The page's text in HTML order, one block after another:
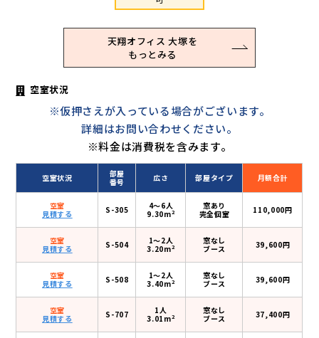
天翔オフィス 大塚を
もっとみる
空室状況
※仮押さえが入っている場合がございます。
詳細はお問い合わせください。
※料金は消費税を含みます。
空室状況
部屋
番号
広さ 部屋タイプ 月額合計
空室
見積する
S-305
4〜6人
9.30m2
窓あり
完全個室
110,000円
空室
見積する
S-504
1〜2人
3.20m2
窓なし
ブース
39,600円
空室
見積する
S-508
1〜2人
3.40m2
窓なし
ブース
39,600円
空室
見積する
S-707
1人
3.01m2
窓なし
ブース
37,400円